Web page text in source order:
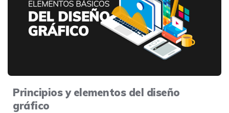
Principios y elementos del diseño
gráfico